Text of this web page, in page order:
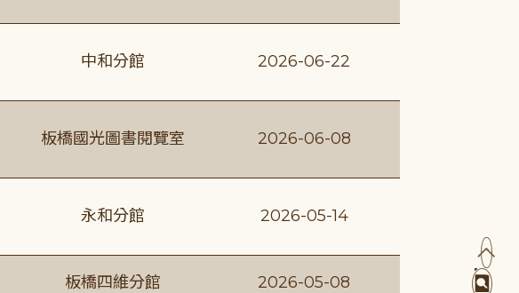
中和分館 2026-06-22
板橋國光圖書閱覽室 2026-06-08
永和分館 2026-05-14
板橋四維分館 2026-05-08